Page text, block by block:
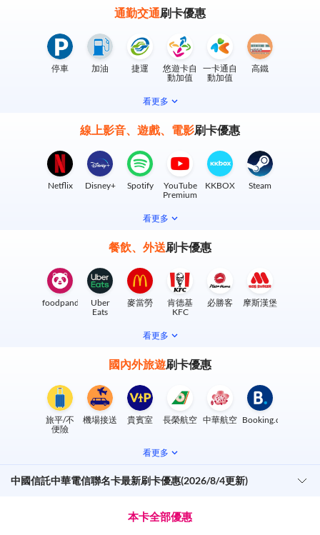
通勤交通刷卡優惠
停車 加油 捷運
悠遊卡自
動加值
一卡通自
動加值
高鐵
看更多
線上影音、遊戲、電影刷卡優惠
Netflix Disney+ Spotify
YouTube
Premium
KKBOX Steam
看更多
餐飲、外送刷卡優惠
foodpanda
Uber
Eats
麥當勞
肯德基
KFC
必勝客 摩斯漢堡
看更多
國內外旅遊刷卡優惠
旅平/不
便險
機場接送 貴賓室 長榮航空 中華航空 Booking.com
看更多
中國信託中華電信聯名卡最新刷卡優惠(2026/8/4更新)
本卡全部優惠